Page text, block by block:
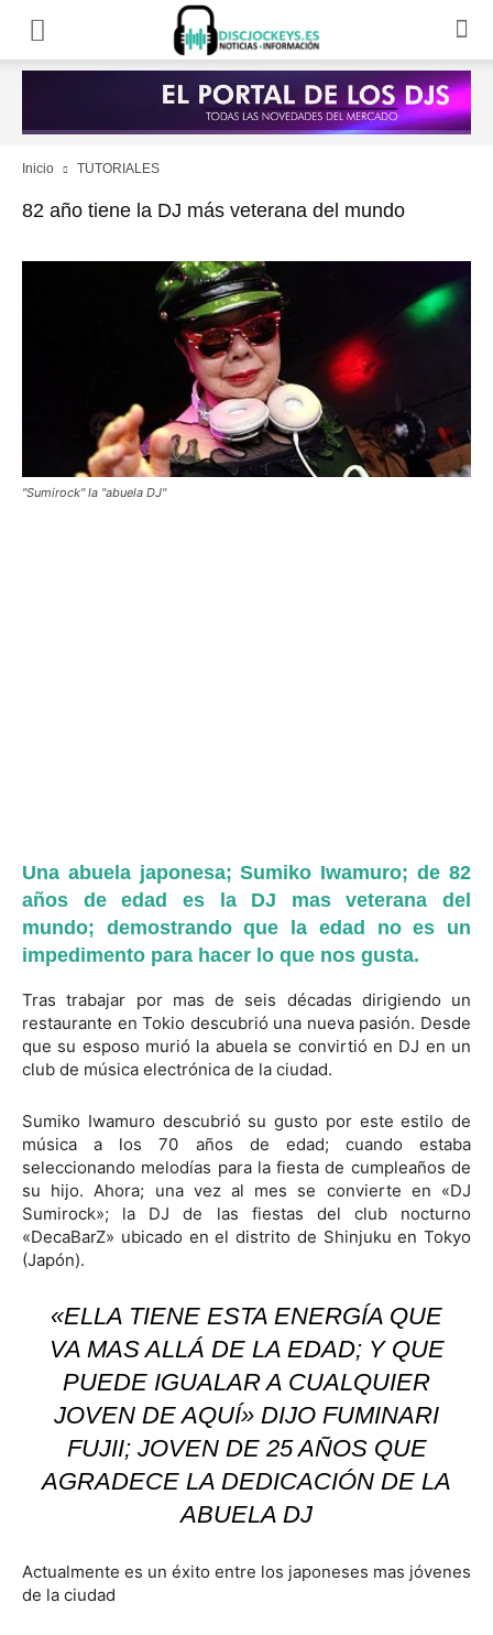
Inicio TUTORIALES
82 año tiene la DJ más veterana del mundo
"Sumirock" la "abuela DJ"
Una abuela japonesa; Sumiko Iwamuro; de 82
años de edad es la DJ mas veterana del
mundo; demostrando que la edad no es un
impedimento para hacer lo que nos gusta.
Tras trabajar por mas de seis décadas dirigiendo un
restaurante en Tokio descubrió una nueva pasión. Desde
que su esposo murió la abuela se convirtió en DJ en un
club de música electrónica de la ciudad.
Sumiko Iwamuro descubrió su gusto por este estilo de
música a los 70 años de edad; cuando estaba
seleccionando melodías para la fiesta de cumpleaños de
su hijo. Ahora; una vez al mes se convierte en «DJ
Sumirock»; la DJ de las fiestas del club nocturno
«DecaBarZ» ubicado en el distrito de Shinjuku en Tokyo
(Japón).
«ELLA TIENE ESTA ENERGÍA QUE
VA MAS ALLÁ DE LA EDAD; Y QUE
PUEDE IGUALAR A CUALQUIER
JOVEN DE AQUÍ» DIJO FUMINARI
FUJII; JOVEN DE 25 AÑOS QUE
AGRADECE LA DEDICACIÓN DE LA
ABUELA DJ
Actualmente es un éxito entre los japoneses mas jóvenes
de la ciudad